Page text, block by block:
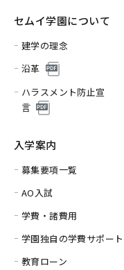
セムイ学園について
建学の理念
沿革
ハラスメント防止宣
言
入学案内
募集要項一覧
AO入試
学費・諸費用
学園独自の学費サポート
教育ローン